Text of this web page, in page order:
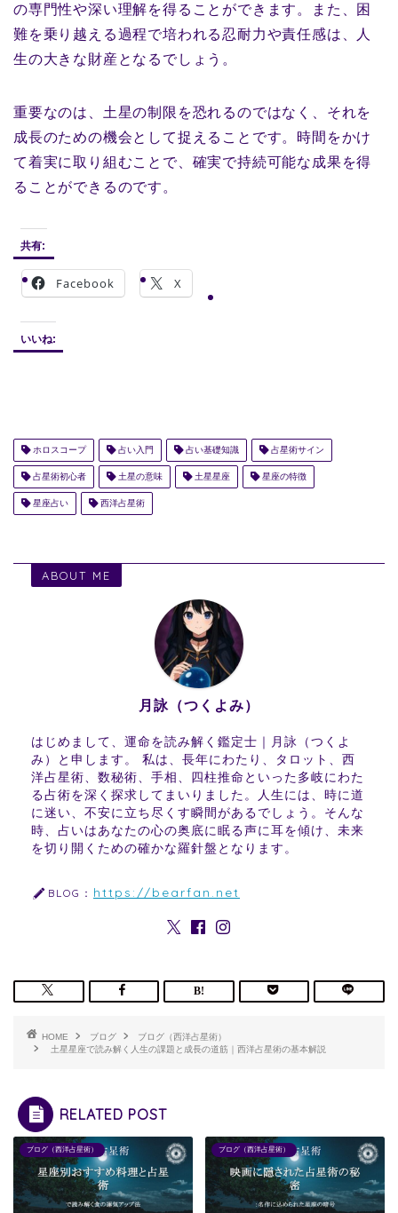
の専門性や深い理解を得ることができます。また、困
難を乗り越える過程で培われる忍耐力や責任感は、人
生の大きな財産となるでしょう。
重要なのは、土星の制限を恐れるのではなく、それを
成長のための機会として捉えることです。時間をかけ
て着実に取り組むことで、確実で持続可能な成果を得
ることができるのです。
共有:
Facebook X
いいね:
ホロスコープ 占い入門 占い基礎知識 占星術サイン
占星術初心者 土星の意味 土星星座 星座の特徴
星座占い 西洋占星術
ABOUT ME
月詠（つくよみ）
はじめまして、運命を読み解く鑑定士｜月詠（つくよ
み）と申します。 私は、長年にわたり、タロット、西
洋占星術、数秘術、手相、四柱推命といった多岐にわた
る占術を深く探求してまいりました。人生には、時に道
に迷い、不安に立ち尽くす瞬間があるでしょう。そんな
時、占いはあなたの心の奥底に眠る声に耳を傾け、未来
を切り開くための確かな羅針盤となります。
BLOG： https://bearfan.net
HOME ブログ
ブログ（西洋占星術）
土星星座で読み解く人生の課題と成長の道筋｜西洋占星術の基本解説
RELATED POST
ブログ（西洋占星術） ブログ（西洋占星術）